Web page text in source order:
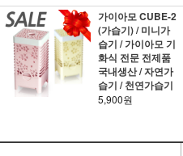
가이아모 CUBE-2
(가습기) / 미니가
습기 / 가이아모 기
화식 전문 전제품
국내생산 / 자연가
습기 / 천연가습기
5,900원